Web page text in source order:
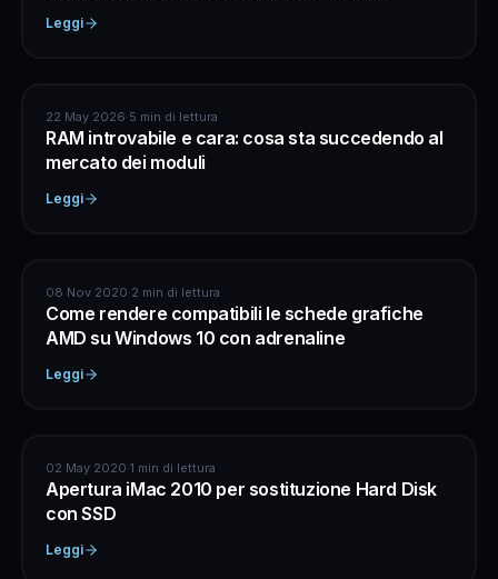
Leggi
ASSISTENZA COMPUTER
22 May 2026·5 min di lettura
RAM introvabile e cara: cosa sta succedendo al
mercato dei moduli
Leggi
ASSISTENZA COMPUTER
08 Nov 2020·2 min di lettura
Come rendere compatibili le schede grafiche
AMD su Windows 10 con adrenaline
Leggi
APPLE
02 May 2020·1 min di lettura
Apertura iMac 2010 per sostituzione Hard Disk
con SSD
Leggi